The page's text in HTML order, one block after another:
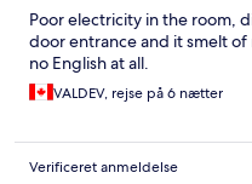
Poor electricity in the room,
door entrance and it smelt
no English at all.
VALDEV, rejse på 6 nætter
Verificeret anmeldelse